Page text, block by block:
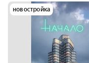
новостройка